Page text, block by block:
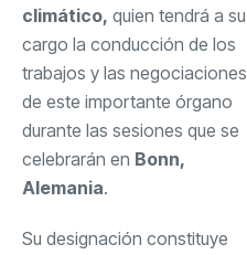
climático, quien tendrá a su
cargo la conducción de los
trabajos y las negociaciones
de este importante órgano
durante las sesiones que se
celebrarán en Bonn,
Alemania.
Su designación constituye